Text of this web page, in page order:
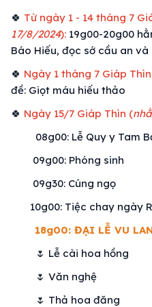
🍀 Từ ngày 1 - 14 tháng 7
17/8/2024): 19g00-20g00
Báo Hiếu, đọc sớ cầu an và
🍀 Ngày 1 tháng 7 Giáp Thìn
đề: Giọt máu hiếu thảo
🍀 Ngày 15/7 Giáp Thìn (
08g00: Lễ Quy y Tam
09g00: Phóng sinh
09g30: Cúng ngọ
10g00: Tiệc chay ngày
18g00: ĐẠI LỄ VU LAN
🌷 Lễ cài hoa hồng
🌷 Văn nghệ
🌷 Thả hoa đăng